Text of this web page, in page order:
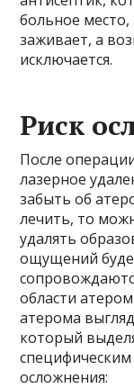
больное место,
заживает, а
исключается.
Риск
После
лазерное
забыть об
лечить, то
удалять
ощущений
области
атерома
который
осложнения: